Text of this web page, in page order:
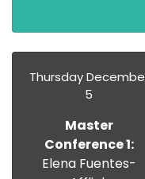
Thursday
5
Master
Conference 1:
Elena Fuentes-